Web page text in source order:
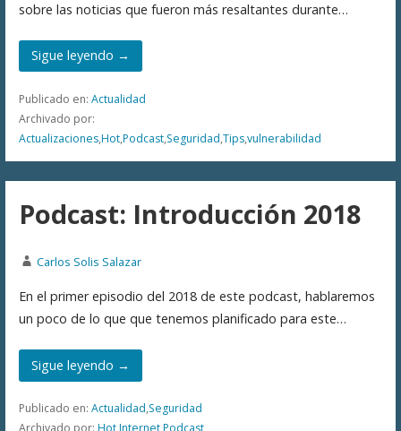
sobre las noticias que fueron más resaltantes durante…
Sigue leyendo →
Publicado en: Actualidad
Archivado por:
Actualizaciones,Hot,Podcast,Seguridad,Tips,vulnerabilidad
Podcast: Introducción 2018
Carlos Solis Salazar
En el primer episodio del 2018 de este podcast, hablaremos
un poco de lo que que tenemos planificado para este…
Sigue leyendo →
Publicado en: Actualidad,Seguridad
Archivado por: Hot,Internet,Podcast